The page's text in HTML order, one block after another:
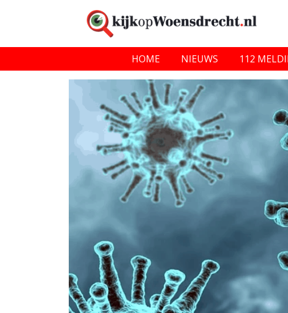
HOME NIEUWS 112